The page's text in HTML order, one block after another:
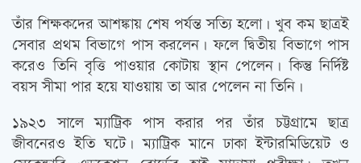
তাঁর শিক্ষকদের আশঙ্কায় শেষ পর্যন্ত সত্যি হলো। খুব কম ছাত্রই
সেবার প্রথম বিভাগে পাস করলেন। ফলে দ্বিতীয় বিভাগে পাস
করেও তিনি বৃত্তি পাওয়ার কোটায় স্থান পেলেন। কিন্তু নির্দিষ্ট
বয়স সীমা পার হয়ে যাওয়ায় তা আর পেলেন না তিনি।
১৯২৩ সালে ম্যাট্রিক পাস করার পর তাঁর চট্টগ্রামে ছাত্র
জীবনেরও ইতি ঘটে। ম্যাট্রিক মানে ঢাকা ইন্টারমিডিয়েট ও